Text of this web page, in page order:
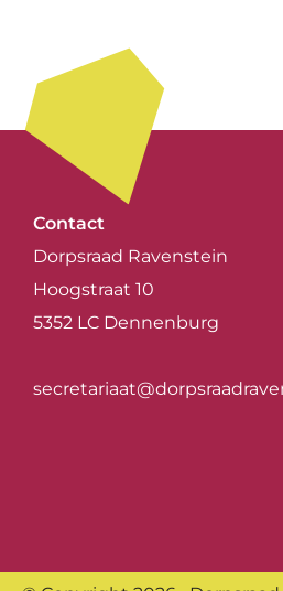
Contact
Dorpsraad Ravenstein
Hoogstraat 10
5352 LC Dennenburg